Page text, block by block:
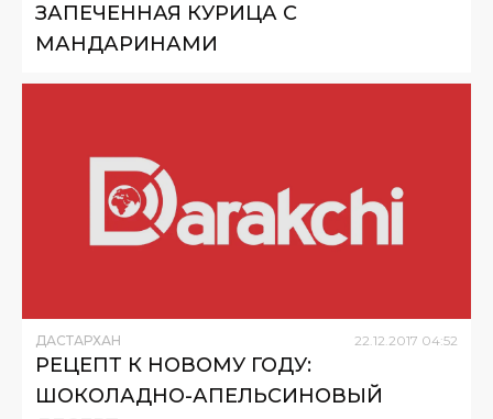
ЗАПЕЧЕННАЯ КУРИЦА С
МАНДАРИНАМИ
ДАСТАРХАН 22.12.2017 04:52
РЕЦЕПТ К НОВОМУ ГОДУ:
ШОКОЛАДНО-АПЕЛЬСИНОВЫЙ